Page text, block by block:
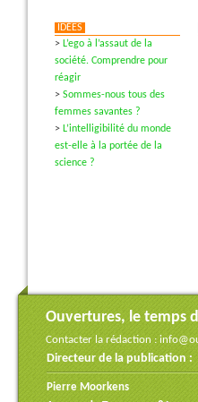
IDÉES
> L’ego à l’assaut de la
société. Comprendre pour
réagir
> Sommes-nous tous des
femmes savantes ?
> L’intelligibilité du monde
est-elle à la portée de la
science ?
Ouvertures, le temps
Contacter la rédaction :
Directeur de la publication :
Pierre Moorkens